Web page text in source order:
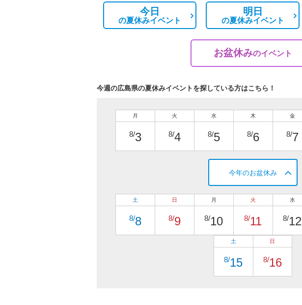
今日
の夏休みイベント
明日
の夏休みイベント
お盆休みのイベント
今週の広島県の夏休みイベントを探している方はこちら！
月
8/3
火
8/4
水
8/5
木
8/6
金
8/7
今年のお盆休み
土
8/8
日
8/9
月
8/10
火
8/11
水
8/12
土
8/15
日
8/16